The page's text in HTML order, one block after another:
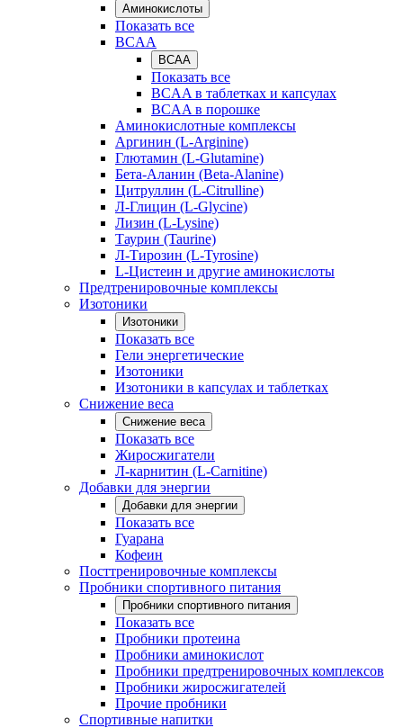
Аминокислоты
Показать все
BCAA
BCAA
Показать все
BCAA в таблетках и капсулах
BCAA в порошке
Аминокислотные комплексы
Аргинин (L-Arginine)
Глютамин (L-Glutamine)
Бета-Аланин (Beta-Alanine)
Цитруллин (L-Citrulline)
Л-Глицин (L-Glycine)
Лизин (L-Lysine)
Таурин (Taurine)
Л-Тирозин (L-Tyrosine)
L-Цистеин и другие аминокислоты
Предтренировочные комплексы
Изотоники
Изотоники
Показать все
Гели энергетические
Изотоники
Изотоники в капсулах и таблетках
Снижение веса
Снижение веса
Показать все
Жиросжигатели
Л-карнитин (L-Carnitine)
Добавки для энергии
Добавки для энергии
Показать все
Гуарана
Кофеин
Посттренировочные комплексы
Пробники спортивного питания
Пробники спортивного питания
Показать все
Пробники протеина
Пробники аминокислот
Пробники предтренировочных комплексов
Пробники жиросжигателей
Прочие пробники
Спортивные напитки